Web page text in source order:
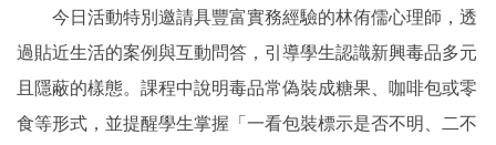
今日活動特別邀請具豐富實務經驗的林侑儒心理師，透
過貼近生活的案例與互動問答，引導學生認識新興毒品多元
且隱蔽的樣態。課程中說明毒品常偽裝成糖果、咖啡包或零
食等形式，並提醒學生掌握「一看包裝標示是否不明、二不